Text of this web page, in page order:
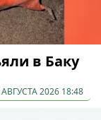
в Баку
2026 18:48